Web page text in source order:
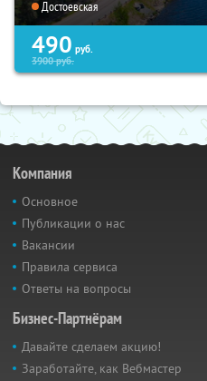
Достоевская
490 руб.
3900руб.
Компания
Основное
Публикации о нас
Вакансии
Правила сервиса
Ответы на вопросы
Бизнес-Партнёрам
Давайте сделаем акцию!
Заработайте, как Вебмастер